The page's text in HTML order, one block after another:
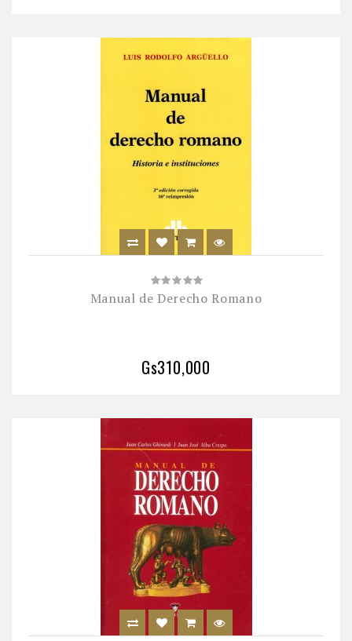
Manual de Derecho Romano
Gs310,000